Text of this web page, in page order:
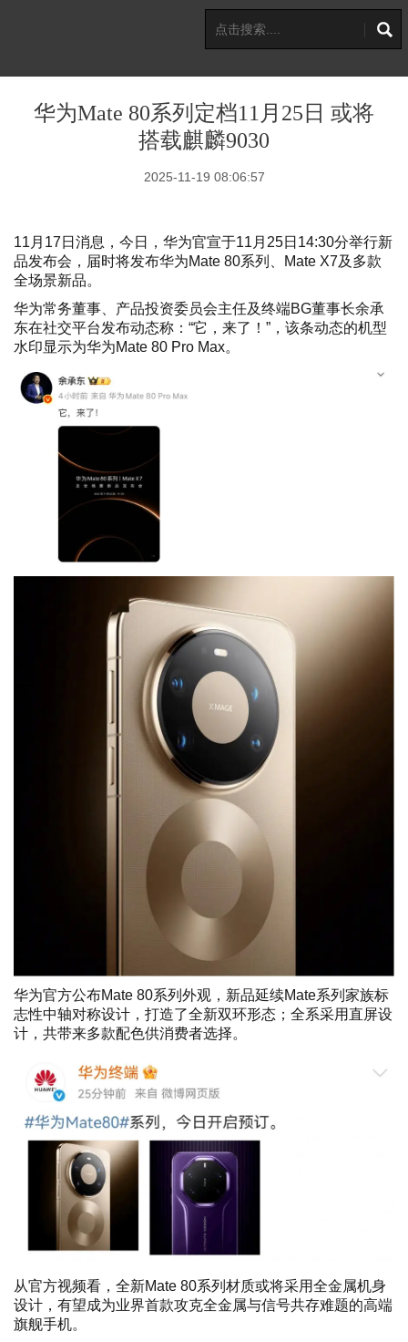
华为Mate 80系列定档11月25日 或将
搭载麒麟9030
2025-11-19 08:06:57
11月17日消息，今日，华为官宣于11月25日14:30分举行新
品发布会，届时将发布华为Mate 80系列、Mate X7及多款
全场景新品。
华为常务董事、产品投资委员会主任及终端BG董事长余承
东在社交平台发布动态称：“它，来了！”，该条动态的机型
水印显示为华为Mate 80 Pro Max。
华为官方公布Mate 80系列外观，新品延续Mate系列家族标
志性中轴对称设计，打造了全新双环形态；全系采用直屏设
计，共带来多款配色供消费者选择。
从官方视频看，全新Mate 80系列材质或将采用全金属机身
设计，有望成为业界首款攻克全金属与信号共存难题的高端
旗舰手机。